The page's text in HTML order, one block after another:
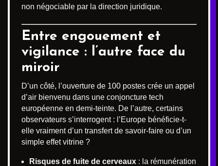
non négociable par la direction juridique.
Entre engouement et
vigilance : l’autre face du
miroir
D’un côté, l’ouverture de 100 postes crée un appel
d’air bienvenu dans une conjoncture tech
européenne en demi-teinte. De l’autre, certains
observateurs s’interrogent : l’Europe bénéficie-t-
elle vraiment d’un transfert de savoir-faire ou d’un
simple effet vitrine ?
Risques de fuite de cerveaux : la rémunération